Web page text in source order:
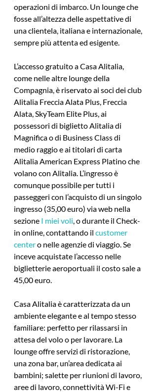
operazioni di imbarco. Un lounge che
fosse all’altezza delle aspettative di
una clientela, italiana e internazionale,
sempre più attenta ed esigente.
L’accesso gratuito a Casa Alitalia,
come nelle altre lounge della
Compagnia, è riservato ai soci dei club
Alitalia Freccia Alata Plus, Freccia
Alata, SkyTeam Elite Plus, ai
possessori di biglietto Alitalia di
Magnifica o di Business Class di
medio raggio e ai titolari di carta
Alitalia American Express Platino che
volano con Alitalia. L’ingresso è
comunque possibile per tutti i
passeggeri con l’acquisto di un singolo
ingresso (35,00 euro) via web nella
sezione I miei voli , o durante il Check-
in online, contattando il customer
center o nelle agenzie di viaggio. Se
inceve acquistate l’accesso nelle
biglietterie aeroportuali il costo sale a
45,00 euro.
Casa Alitalia è caratterizzata da un
ambiente elegante e al tempo stesso
familiare: perfetto per rilassarsi in
attesa del volo o per lavorare. La
lounge offre servizi di ristorazione,
una zona bar, un’area dedicata ai
bambini; salette per riunioni di lavoro,
aree di lavoro, connettività Wi-Fi e